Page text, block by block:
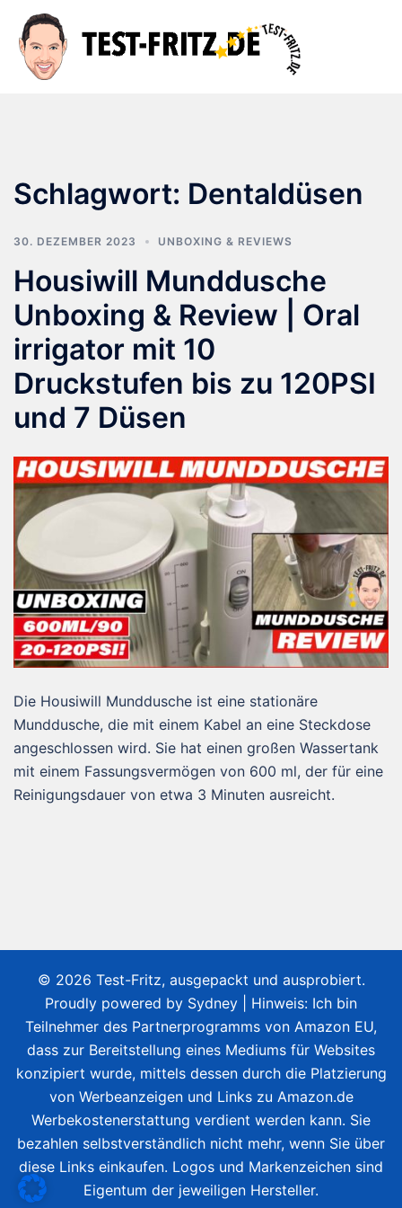
Inhalt
springen
Schlagwort: Dentaldüsen
30. DEZEMBER 2023 UNBOXING & REVIEWS
Housiwill Munddusche
Unboxing & Review | Oral
irrigator mit 10
Druckstufen bis zu 120PSI
und 7 Düsen
Die Housiwill Munddusche ist eine stationäre
Munddusche, die mit einem Kabel an eine Steckdose
angeschlossen wird. Sie hat einen großen Wassertank
mit einem Fassungsvermögen von 600 ml, der für eine
Reinigungsdauer von etwa 3 Minuten ausreicht.
© 2026 Test-Fritz, ausgepackt und ausprobiert.
Proudly powered by Sydney | Hinweis: Ich bin
Teilnehmer des Partnerprogramms von Amazon EU,
dass zur Bereitstellung eines Mediums für Websites
konzipiert wurde, mittels dessen durch die Platzierung
von Werbeanzeigen und Links zu Amazon.de
Werbekostenerstattung verdient werden kann. Sie
bezahlen selbstverständlich nicht mehr, wenn Sie über
diese Links einkaufen. Logos und Markenzeichen sind
Eigentum der jeweiligen Hersteller.